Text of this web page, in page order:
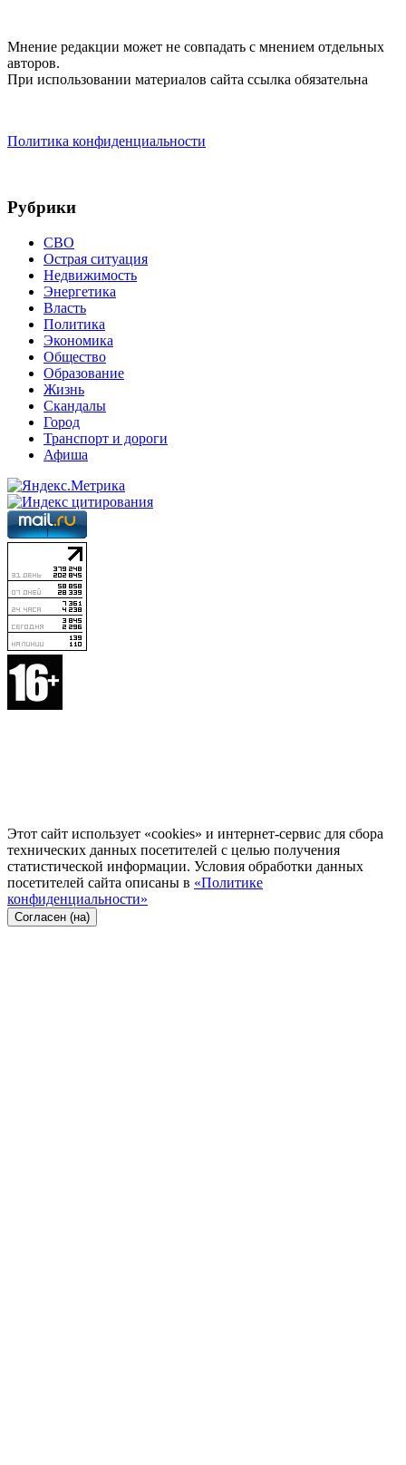
Мнение редакции может не совпадать с мнением отдельных
авторов.
При использовании материалов сайта ссылка обязательна
Политика конфиденциальности
Рубрики
СВО
Острая ситуация
Недвижимость
Энергетика
Власть
Политика
Экономика
Общество
Образование
Жизнь
Скандалы
Город
Транспорт и дороги
Афиша
Этот сайт использует «cookies» и интернет-сервис для сбора
технических данных посетителей с целью получения
статистической информации. Условия обработки данных
посетителей сайта описаны в «Политике
конфиденциальности»
Согласен (на)